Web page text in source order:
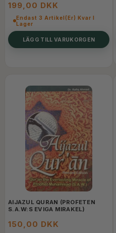
199,00 DKK
Endast 3 Artikel(er) Kvar I
Lager
LÄGG TILL VARUKORGEN
AIJAZUL QURAN (PROFETEN
S.A.W:S EVIGA MIRAKEL)
150,00 DKK